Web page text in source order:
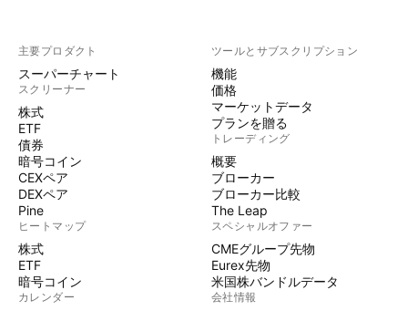
主要プロダクト
スーパーチャート
スクリーナー
株式
ETF
債券
暗号コイン
CEXペア
DEXペア
Pine
ヒートマップ
株式
ETF
暗号コイン
カレンダー
ツールとサブスクリプション
機能
価格
マーケットデータ
プランを贈る
トレーディング
概要
ブローカー
ブローカー比較
The Leap
スペシャルオファー
CMEグループ先物
Eurex先物
米国株バンドルデータ
会社情報